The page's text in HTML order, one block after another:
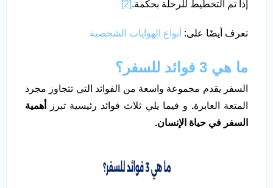
إذا تم التخطيط للرحلة بحكمة.[2]
تعرف أيضًا على: أنواع الهوايات الشخصية
ما هي 3 فوائد للسفر؟
السفر يقدم مجموعة واسعة من الفوائد التي تتجاوز مجرد
المتعة العابرة. و فيما يلي ثلاث فوائد رئيسية تبرز
أهمية
السفر في حياة الإنسان.